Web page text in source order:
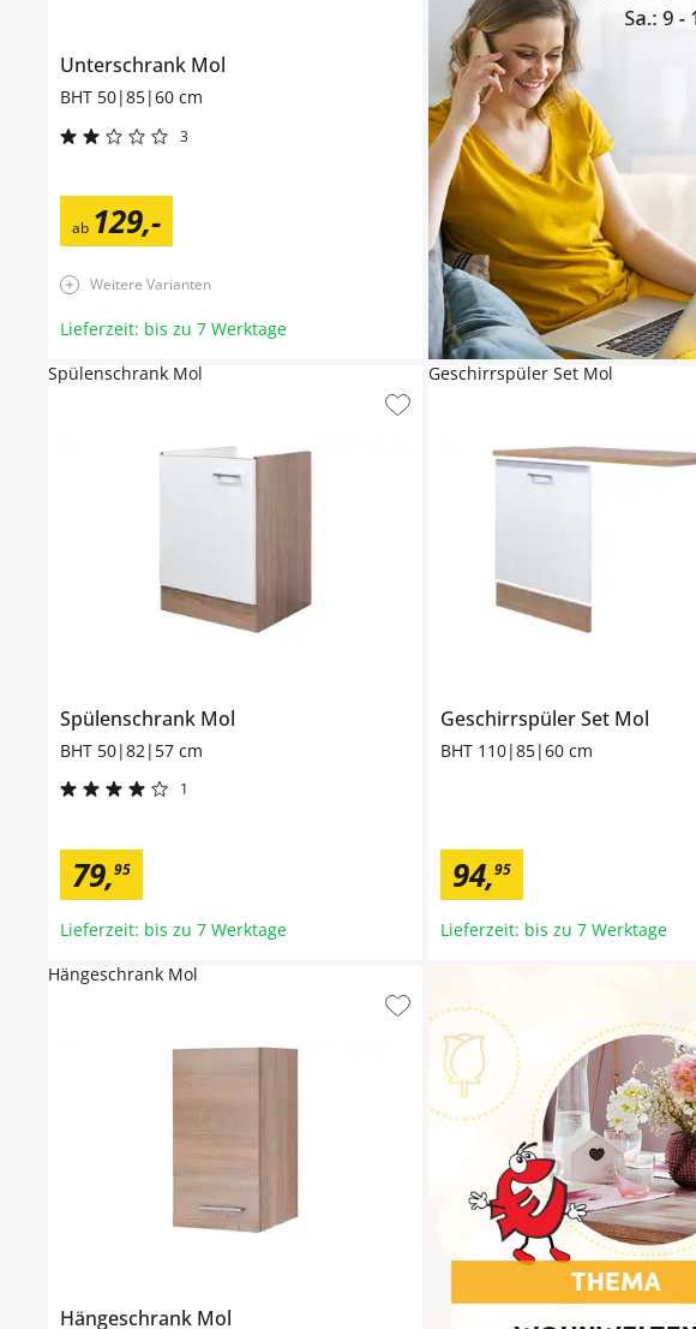
Unterschrank Mol
BHT 50|85|60 cm
3
ab 129,-
Weitere Varianten
Lieferzeit: bis zu 7 Werktage
Spülenschrank Mol
BHT 50|82|57 cm
1
79,95
Spülenschrank Mol
Lieferzeit: bis zu 7 Werktage
Geschirrspüler Set Mol
BHT 110|85|60 cm
94,95
Geschirrspüler Set Mol
Lieferzeit: bis zu 7 Werktage
Hängeschrank Mol
Hängeschrank Mol